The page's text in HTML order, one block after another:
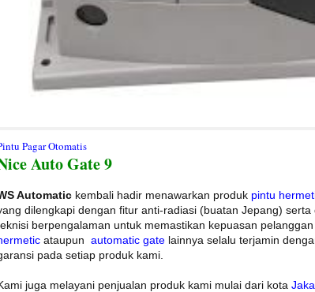
Pagar Otomatis
Auto Gate 9
Automatickembali hadir menawarkan produk pintu
dilengkapi dengan fitur anti-radiasi (buatan Jepang) serta
berpengalaman untuk memastikan kepuasan
ataupun automatic gatelainnya selalu terjamin
pada setiap produk kami.
juga melayani penjualan produk kami mulai dari kota